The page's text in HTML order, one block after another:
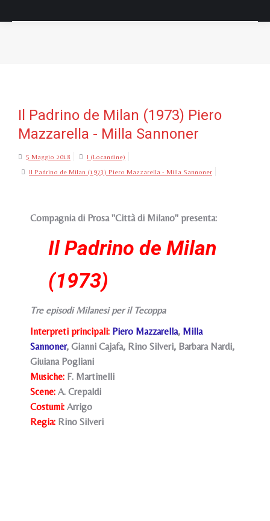
Il Padrino de Milan (1973) Piero
Mazzarella - Milla Sannoner
5 Maggio 2018 I (Locandine)
Il Padrino de Milan (1973) Piero Mazzarella - Milla Sannoner
Compagnia di Prosa "Città di Milano" presenta:
Il Padrino de Milan
(1973)
Tre episodi Milanesi per il Tecoppa
Interpreti principali: Piero Mazzarella, Milla
Sannoner, Gianni Cajafa, Rino Silveri, Barbara Nardi,
Giuiana Pogliani
Musiche: F. Martinelli
Scene: A. Crepaldi
Costumi: Arrigo
Regia: Rino Silveri